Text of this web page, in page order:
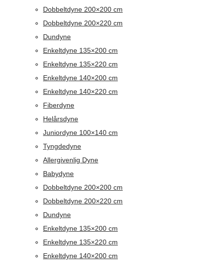
Dobbeltdyne 200×200 cm
Dobbeltdyne 200×220 cm
Dundyne
Enkeltdyne 135×200 cm
Enkeltdyne 135×220 cm
Enkeltdyne 140×200 cm
Enkeltdyne 140×220 cm
Fiberdyne
Helårsdyne
Juniordyne 100×140 cm
Tyngdedyne
Allergivenlig Dyne
Babydyne
Dobbeltdyne 200×200 cm
Dobbeltdyne 200×220 cm
Dundyne
Enkeltdyne 135×200 cm
Enkeltdyne 135×220 cm
Enkeltdyne 140×200 cm